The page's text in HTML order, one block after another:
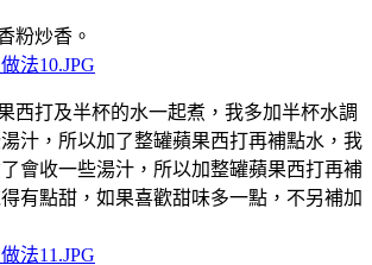
粉炒香。
西打及半杯的水一起煮，我多加半杯水調
汁，所以加了整罐蘋果西打再補點水，我
會收一些湯汁，所以加整罐蘋果西打再補
有點甜，如果喜歡甜味多一點，不另補加